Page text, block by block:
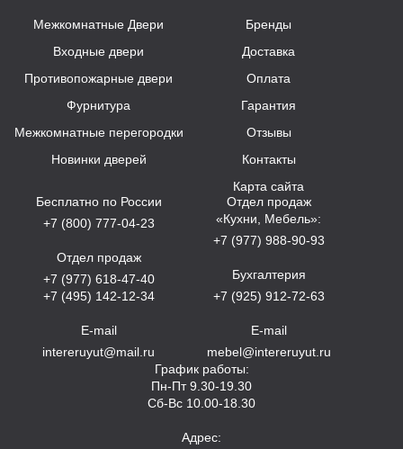
Межкомнатные Двери
Входные двери
Противопожарные двери
Фурнитура
Межкомнатные перегородки
Новинки дверей
Бренды
Доставка
Оплата
Гарантия
Отзывы
Контакты
Карта сайта
Бесплатно по России
+7 (800) 777-04-23
Отдел продаж
+7 (977) 618-47-40
+7 (495) 142-12-34
E-mail
intereruyut@mail.ru
Отдел продаж
«Кухни, Мебель»:
+7 (977) 988-90-93
Бухгалтерия
+7 (925) 912-72-63
E-mail
mebel@intereruyut.ru
График работы:
Пн-Пт 9.30-19.30
Сб-Вс 10.00-18.30
Адрес: